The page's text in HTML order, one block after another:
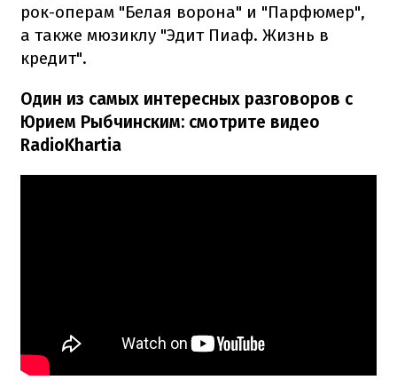
рок-операм "Белая ворона" и "Парфюмер",
а также мюзиклу "Эдит Пиаф. Жизнь в
кредит".
Один из самых интересных разговоров с
Юрием Рыбчинским: смотрите видео
RadioKhartia